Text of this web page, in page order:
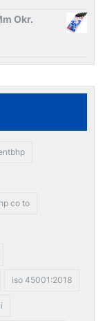
Okr.
co to
iso 45001:2018